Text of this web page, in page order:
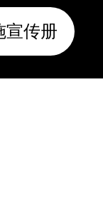
宣传册